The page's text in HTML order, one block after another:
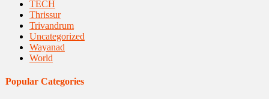
TECH
Thrissur
Trivandrum
Uncategorized
Wayanad
World
Popular Categories